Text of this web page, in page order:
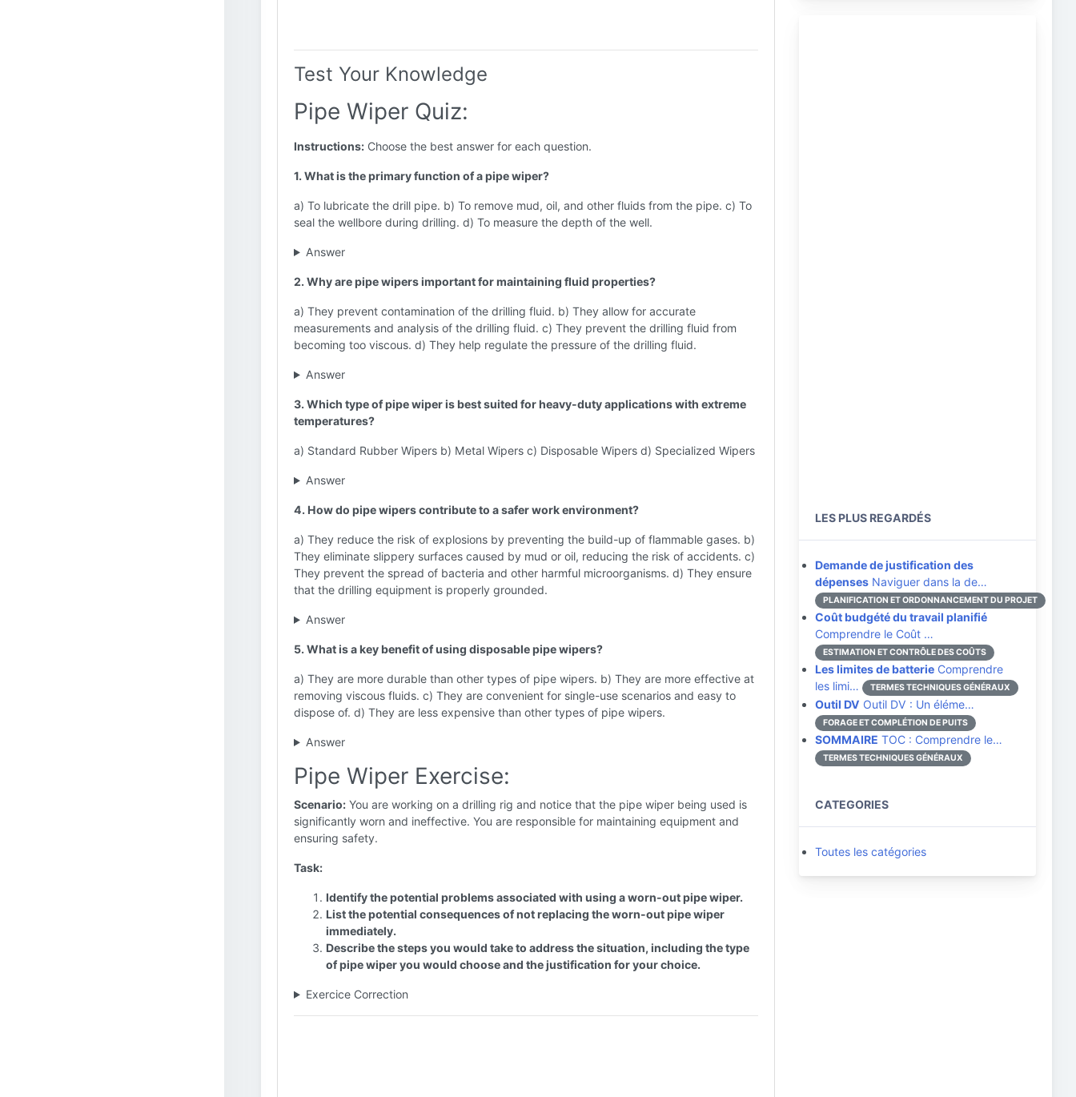
Test Your Knowledge
Pipe Wiper Quiz:
Instructions: Choose the best answer for each question.
1. What is the primary function of a pipe wiper?
a) To lubricate the drill pipe. b) To remove mud, oil, and other fluids from the pipe. c) To
seal the wellbore during drilling. d) To measure the depth of the well.
Answer
2. Why are pipe wipers important for maintaining fluid properties?
a) They prevent contamination of the drilling fluid. b) They allow for accurate
measurements and analysis of the drilling fluid. c) They prevent the drilling fluid from
becoming too viscous. d) They help regulate the pressure of the drilling fluid.
Answer
3. Which type of pipe wiper is best suited for heavy-duty applications with extreme
temperatures?
a) Standard Rubber Wipers b) Metal Wipers c) Disposable Wipers d) Specialized Wipers
Answer
4. How do pipe wipers contribute to a safer work environment?
a) They reduce the risk of explosions by preventing the build-up of flammable gases. b)
They eliminate slippery surfaces caused by mud or oil, reducing the risk of accidents. c)
They prevent the spread of bacteria and other harmful microorganisms. d) They ensure
that the drilling equipment is properly grounded.
Answer
5. What is a key benefit of using disposable pipe wipers?
a) They are more durable than other types of pipe wipers. b) They are more effective at
removing viscous fluids. c) They are convenient for single-use scenarios and easy to
dispose of. d) They are less expensive than other types of pipe wipers.
Answer
Pipe Wiper Exercise:
Scenario: You are working on a drilling rig and notice that the pipe wiper being used is
significantly worn and ineffective. You are responsible for maintaining equipment and
ensuring safety.
Task:
Identify the potential problems associated with using a worn-out pipe wiper.
List the potential consequences of not replacing the worn-out pipe wiper
immediately.
Describe the steps you would take to address the situation, including the type
of pipe wiper you would choose and the justification for your choice.
Exercice Correction
LES PLUS REGARDÉS
Demande de justification des
dépenses Naviguer dans la de…
PLANIFICATION ET ORDONNANCEMENT DU PROJET
Coût budgété du travail planifié
Comprendre le Coût …
ESTIMATION ET CONTRÔLE DES COÛTS
Les limites de batterie Comprendre
les limi…
TERMES TECHNIQUES GÉNÉRAUX
Outil DV Outil DV : Un éléme…
FORAGE ET COMPLÉTION DE PUITS
SOMMAIRE TOC : Comprendre le…
TERMES TECHNIQUES GÉNÉRAUX
CATEGORIES
Toutes les catégories